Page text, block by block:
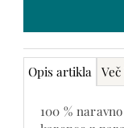
Opis artikla
100 %